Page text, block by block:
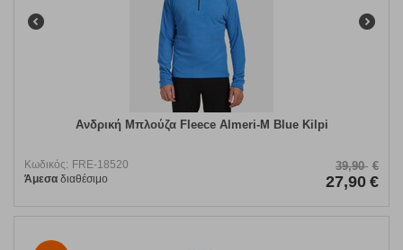
Ανδρική Μπλούζα Fleece Almeri-M Blue Kilpi
Κωδικός: FRE-18520
Άμεσα διαθέσιμο
39,90 €
27,90 €